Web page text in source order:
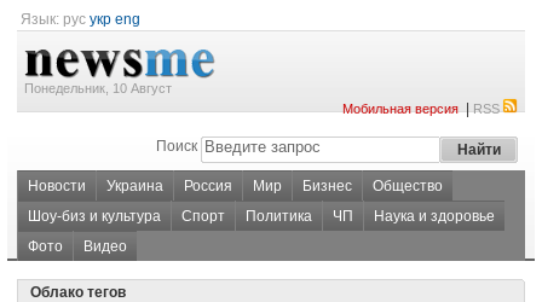
Язык: рус укр eng
Понедельник, 10 Август
Мобильная версия|RSS
Поиск
Новости Украина Россия Мир Бизнес
Общество
Шоу-биз и культура
Спорт Политика ЧП
Наука и здоровье
Фото
Видео
Облако тегов